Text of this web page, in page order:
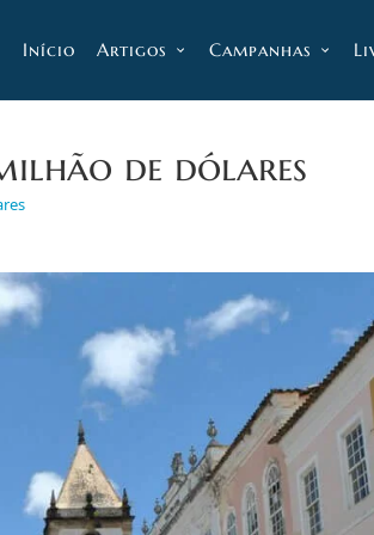
Início Artigos Campanhas
de dólares